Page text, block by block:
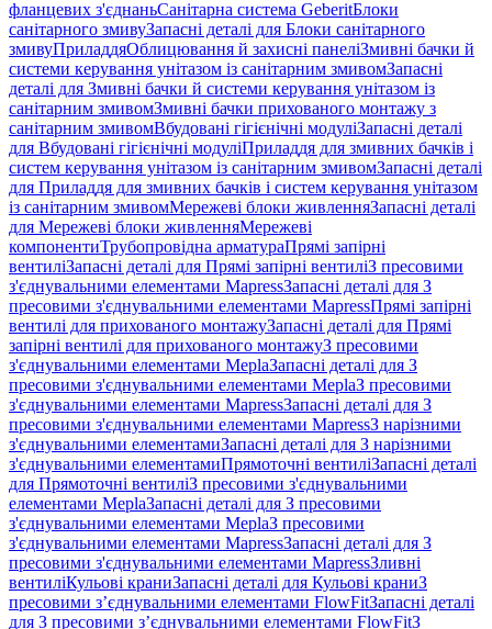
фланцевих з'єднаньСанітарна система GeberitБлоки
санітарного змивуЗапасні деталі для Блоки санітарного
змивуПриладдяОблицювання й захисні панеліЗмивні бачки й
системи керування унітазом із санітарним змивомЗапасні
деталі для Змивні бачки й системи керування унітазом із
санітарним змивомЗмивні бачки прихованого монтажу з
санітарним змивомВбудовані гігієнічні модуліЗапасні деталі
для Вбудовані гігієнічні модуліПриладдя для змивних бачків і
систем керування унітазом із санітарним змивомЗапасні деталі
для Приладдя для змивних бачків і систем керування унітазом
із санітарним змивомМережеві блоки живленняЗапасні деталі
для Мережеві блоки живленняМережеві
компонентиТрубопровідна арматураПрямі запірні
вентиліЗапасні деталі для Прямі запірні вентиліЗ пресовими
з'єднувальними елементами MapressЗапасні деталі для З
пресовими з'єднувальними елементами MapressПрямі запірні
вентилі для прихованого монтажуЗапасні деталі для Прямі
запірні вентилі для прихованого монтажуЗ пресовими
з'єднувальними елементами MeplaЗапасні деталі для З
пресовими з'єднувальними елементами MeplaЗ пресовими
з'єднувальними елементами MapressЗапасні деталі для З
пресовими з'єднувальними елементами MapressЗ нарізними
з'єднувальними елементамиЗапасні деталі для З нарізними
з'єднувальними елементамиПрямоточні вентиліЗапасні деталі
для Прямоточні вентиліЗ пресовими з'єднувальними
елементами MeplaЗапасні деталі для З пресовими
з'єднувальними елементами MeplaЗ пресовими
з'єднувальними елементами MapressЗапасні деталі для З
пресовими з'єднувальними елементами MapressЗливні
вентиліКульові краниЗапасні деталі для Кульові краниЗ
пресовими з’єднувальними елементами FlowFitЗапасні деталі
для З пресовими з’єднувальними елементами FlowFitЗ